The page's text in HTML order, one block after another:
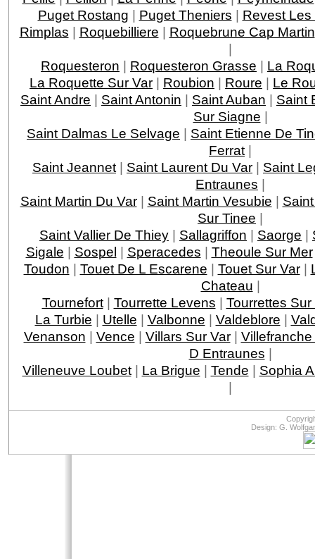
Puget Rostang | Puget Theniers | Revest
Rimplas | Roquebilliere | Roquebrune Cap Martin
|
Roquesteron | Roquesteron Grasse | La
La Roquette Sur Var | Roubion | Roure | Le
Saint Andre | Saint Antonin | Saint Auban | Saint
Sur Siagne |
Saint Dalmas Le Selvage | Saint Etienne De
Ferrat |
Saint Jeannet | Saint Laurent Du Var | Saint
Entraunes |
Saint Martin Du Var| Saint Martin Vesubie |
Sur Tinee |
Saint Vallier De Thiey | Sallagriffon | Saorge |
Sigale | Sospel | Speracedes | Theoule Sur Mer
Toudon | Touet De L Escarene | Touet Sur Var|
Chateau |
Tournefort| Tourrette Levens | Tourrettes
La Turbie | Utelle | Valbonne | Valdeblore |
Venanson | Vence | Villars Sur Var|
D Entraunes |
Villeneuve Loubet| La Brigue | Tende | Sophia
|
Design: G.